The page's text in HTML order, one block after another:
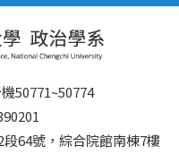
50771~50774
64號，綜合院館南棟7樓